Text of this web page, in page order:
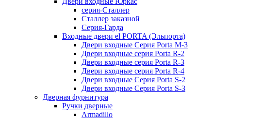
серия-Сталлер
Сталлер заказной
Серия-Гарда
Входные двери el PORTA (Эльпорта)
Двери входные Серия Porta M-3
Двери входные серия Porta R-2
Двери входные серия Porta R-3
Двери входные серия Porta R-4
Двери входные Серия Porta S-2
Двери входные Серия Porta S-3
Дверная фурнитура
Ручки дверные
Armadillo